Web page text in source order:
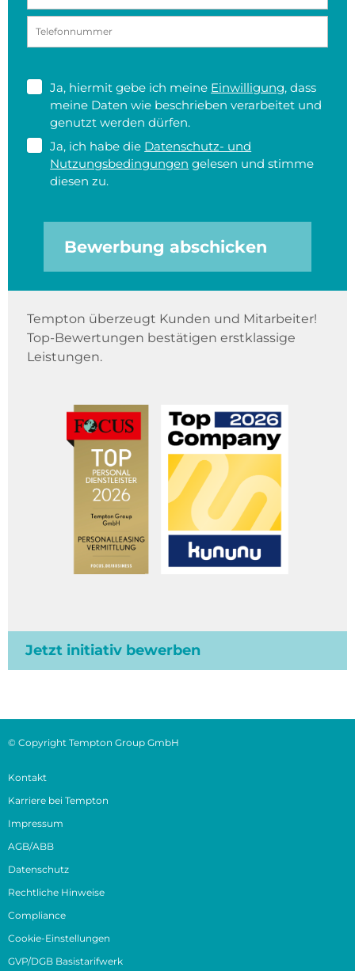
Ja, hiermit gebe ich meine Einwilligung, dass
meine Daten wie beschrieben verarbeitet und
genutzt werden dürfen.
Ja, ich habe die Datenschutz- und
Nutzungsbedingungen gelesen und stimme
diesen zu.
Bewerbung abschicken
Tempton überzeugt Kunden und Mitarbeiter!
Top-Bewertungen bestätigen erstklassige
Leistungen.
Jetzt initiativ bewerben
© Copyright Tempton Group GmbH
Kontakt
Karriere bei Tempton
Impressum
AGB/ABB
Datenschutz
Rechtliche Hinweise
Compliance
Cookie-Einstellungen
GVP/DGB Basistarifwerk